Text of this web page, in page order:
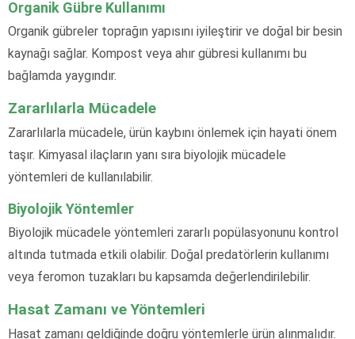
Organik Gübre Kullanımı
Organik gübreler toprağın yapısını iyileştirir ve doğal bir besin
kaynağı sağlar. Kompost veya ahır gübresi kullanımı bu
bağlamda yaygındır.
Zararlılarla Mücadele
Zararlılarla mücadele, ürün kaybını önlemek için hayati önem
taşır. Kimyasal ilaçların yanı sıra biyolojik mücadele
yöntemleri de kullanılabilir.
Biyolojik Yöntemler
Biyolojik mücadele yöntemleri zararlı popülasyonunu kontrol
altında tutmada etkili olabilir. Doğal predatörlerin kullanımı
veya feromon tuzakları bu kapsamda değerlendirilebilir.
Hasat Zamanı ve Yöntemleri
Hasat zamanı geldiğinde doğru yöntemlerle ürün alınmalıdır.